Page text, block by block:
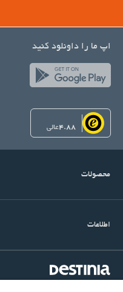
اپ ما را داونلود کنید
4.88عالی
محصولات
اطلاعات